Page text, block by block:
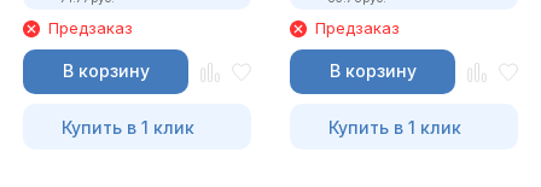
Предзаказ
В корзину
Купить в 1 клик
Предзаказ
В корзину
Купить в 1 клик